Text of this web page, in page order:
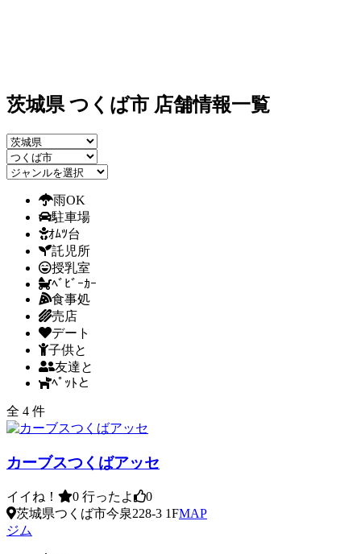
茨城県 つくば市 店舗情報一覧
雨OK
駐車場
ｵﾑﾂ台
託児所
授乳室
ﾍﾞﾋﾞｰｶｰ
食事処
売店
デート
子供と
友達と
ﾍﾟｯﾄと
全 4 件
カーブスつくばアッセ
イイね！ 0 行ったよ
0
茨城県つくば市今泉228-3 1FMAP
ジム